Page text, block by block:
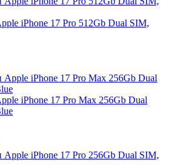
iPhone 17 Pro 512Gb Dual SIM,
iPhone 17 Pro Max 256Gb Dual